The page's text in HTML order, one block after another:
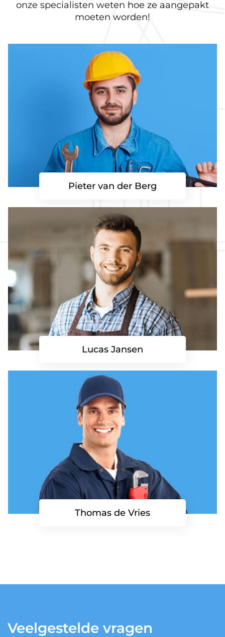
onze specialisten weten hoe ze aangepakt
moeten worden!
Pieter van der Berg
Lucas Jansen
Thomas de Vries
Veelgestelde vragen